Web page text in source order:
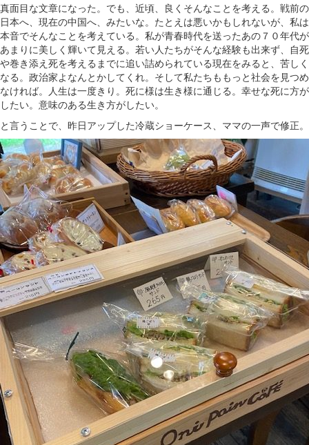
真面目な文章になった。でも、近頃、良くそんなことを考える。戦前の
日本へ、現在の中国へ、みたいな。たとえは悪いかもしれないが、私は
本音でそんなことを考えている。私が青春時代を送ったあの７０年代が
あまりに美しく輝いて見える。若い人たちがそんな経験も出来ず、自死
や巻き添え死を考えるまでに追い詰められている現在をみると、苦しく
なる。政治家よなんとかしてくれ。そして私たちももっと社会を見つめ
なければ。人生は一度きり。死に様は生き様に通じる。幸せな死に方が
したい。意味のある生き方がしたい。
と言うことで、昨日アップした冷蔵ショーケース、ママの一声で修正。